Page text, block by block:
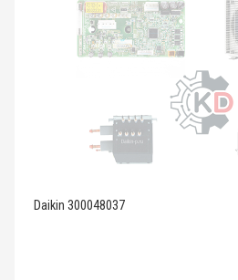
Daikin 300048037